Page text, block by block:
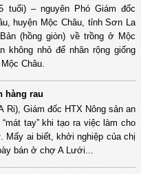
tuổi) – nguyên Phó Giám đốc
huyện Mộc Châu, tỉnh Sơn La
(hồng giòn) về trồng ở Mộc
không nhỏ để nhân rộng giống
Châu.
hàng rau
Ri), Giám đốc HTX Nông sản an
tay” khi tạo ra việc làm cho
Mấy ai biết, khởi nghiệp của chị
bán ở chợ A Lưới...